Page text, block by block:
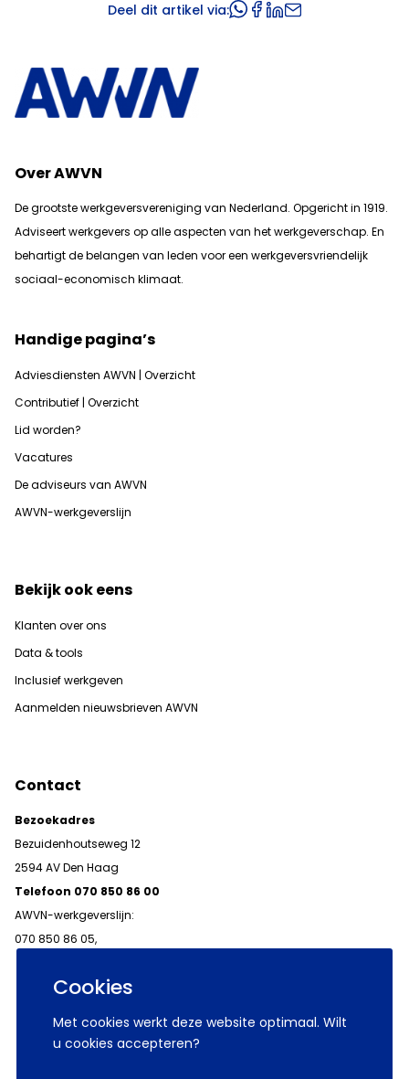
Cookies
Met cookies werkt deze website optimaal. Wilt
u cookies accepteren?
Deel dit artikel via:
Over AWVN
De grootste werkgeversvereniging van Nederland. Opgericht in 1919.
Adviseert werkgevers op alle aspecten van het werkgeverschap. En
behartigt de belangen van leden voor een werkgeversvriendelijk
sociaal-economisch klimaat.
Handige pagina’s
Adviesdiensten AWVN | Overzicht
Contributief | Overzicht
Lid worden?
Vacatures
De adviseurs van AWVN
AWVN-werkgeverslijn
Bekijk ook eens
Klanten over ons
Data & tools
Inclusief werkgeven
Aanmelden nieuwsbrieven AWVN
Contact
Bezoekadres
Bezuidenhoutseweg 12
2594 AV Den Haag
Telefoon 070 850 86 00
AWVN-werkgeverslijn:
070 850 86 05,
© 2026 AWVN